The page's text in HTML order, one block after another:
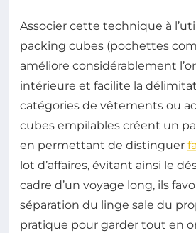
Associer cette technique à
packing cubes (pochettes
améliore considérablement
intérieure et facilite la
catégories de vêtements ou
cubes empilables créent un
en permettant de distinguer
lot d’affaires, évitant ainsi le
cadre d’un voyage long, ils
séparation du linge sale du
pratique pour garder tout en